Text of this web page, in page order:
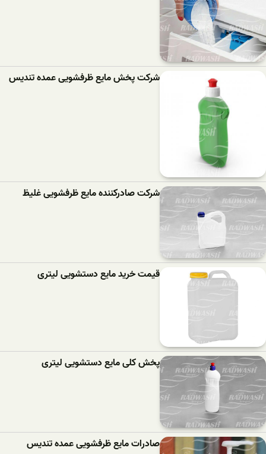
شرکت پخش مایع ظرفشویی عمده تندیس
شرکت صادرکننده مایع ظرفشویی غلیظ
قیمت خرید مایع دستشویی لیتری
پخش کلی مایع دستشویی لیتری
صادرات مایع ظرفشویی عمده تندیس